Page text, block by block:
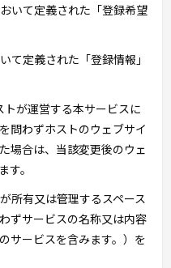
いて定義された「登録希望
て定義された「登録情報」
が運営する本サービスに
問わずホストのウェブサイ
場合は、当該変更後のウェ
。
所有又は管理するスペース
ずサービスの名称又は内容
サービスを含みます。）を